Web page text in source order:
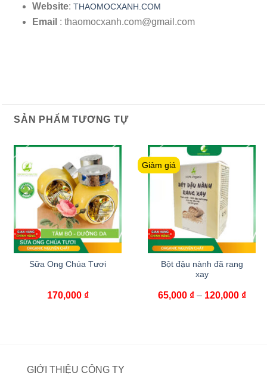
Website: THAOMOCXANH.COM
Email : thaomocxanh.com@gmail.com
SẢN PHẨM TƯƠNG TỰ
Sữa Ong Chúa Tươi
170,000 ₫
Giảm giá
Bột đậu nành đã rang
xay
65,000 ₫– 120,000 ₫
GIỚI THIỆU CÔNG TY